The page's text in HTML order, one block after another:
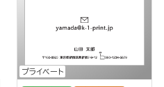
プライベート